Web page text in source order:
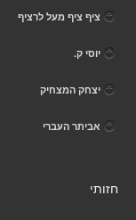
ציף ציף מעל לרציף
יוסי ק.
יצחק המצחיק
אביתר העברי
חזותי